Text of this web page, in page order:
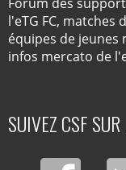
l'eTG FC, matches
équipes de jeunes
infos mercato de
SUIVEZ CSF